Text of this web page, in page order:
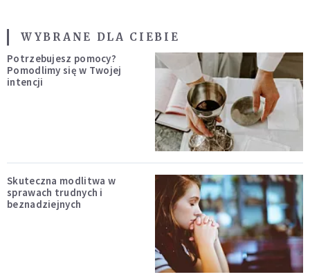
WYBRANE DLA CIEBIE
Potrzebujesz pomocy?
Pomodlimy się w Twojej
intencji
Skuteczna modlitwa w
sprawach trudnych i
beznadziejnych